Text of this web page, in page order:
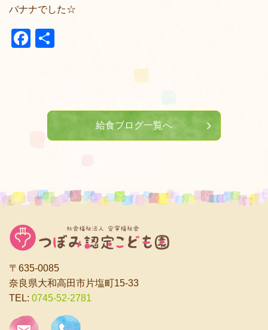
バナナでした☆
Facebook
給食ブログ一覧へ
〒635-0085
奈良県大和高田市片塩町15-33
TEL: 0745-52-2781